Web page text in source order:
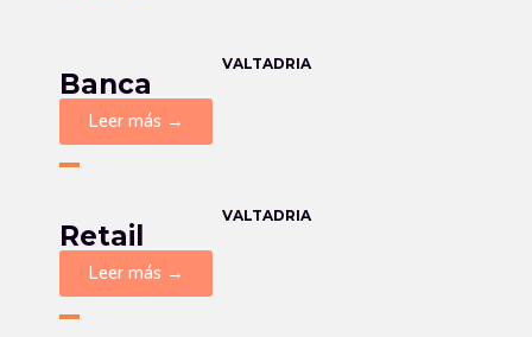
VALTADRIA
Banca
Leer más →
VALTADRIA
Retail
Leer más →